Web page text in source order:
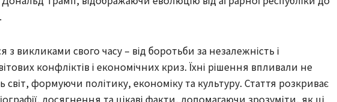
викликами свого часу – від боротьби за незалежність і
конфліктів і економічних криз. Їхні рішення впливали не
формуючи політику, економіку та культуру. Стаття розкриває
досягнення та цікаві факти, допомагаючи зрозуміти, як ці